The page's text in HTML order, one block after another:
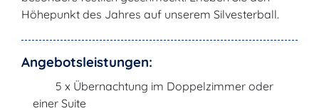
Höhepunkt des Jahres auf unserem Silvesterball.
Angebotsleistungen:
5 x Übernachtung im Doppelzimmer oder
einer Suite